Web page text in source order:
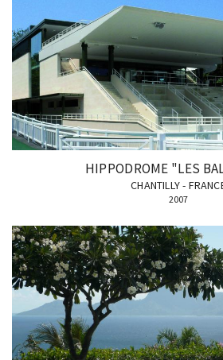
HIPPODROME "LES
CHANTILLY -
2007